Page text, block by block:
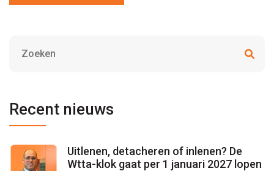
Recent nieuws
Uitlenen, detacheren of inlenen? De
Wtta-klok gaat per 1 januari 2027 lopen